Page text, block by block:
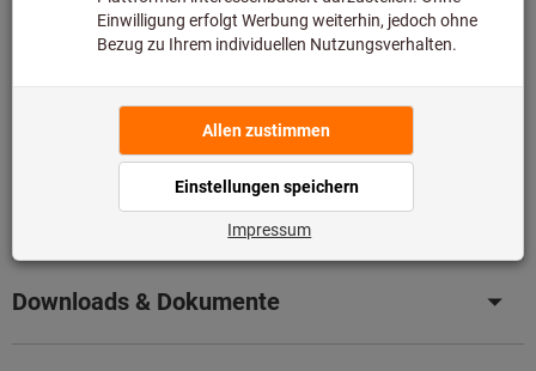
Artikel merken Artikel teilen
Beschreibung
Downloads & Dokumente